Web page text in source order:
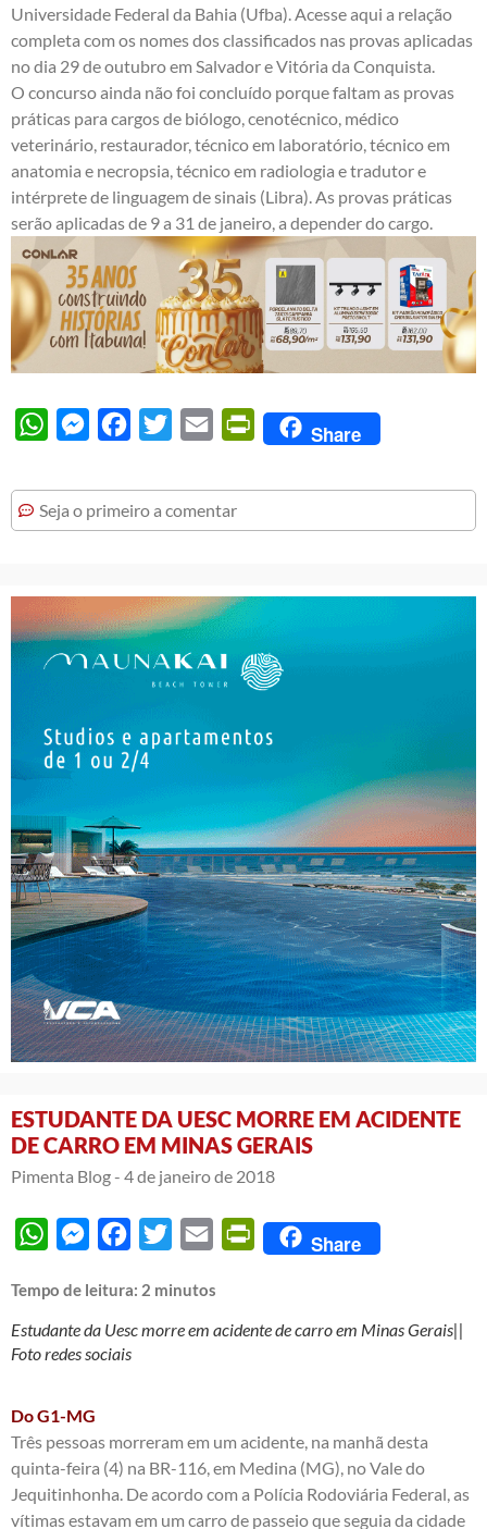
Universidade Federal da Bahia (Ufba).Acesse aqui a relação
completa com os nomes dos classificados nas provas aplicadas
no dia 29 de outubro em Salvador e Vitória da Conquista.
O concurso ainda não foi concluído porque faltam as provas
práticas para cargos de biólogo, cenotécnico, médico
veterinário, restaurador, técnico em laboratório, técnico em
anatomia e necropsia, técnico em radiologia e tradutor e
intérprete de linguagem de sinais (Libra). As provas práticas
serão aplicadas de 9 a 31 de janeiro, a depender do cargo.
WhatsAppMessengerFacebook
Twitter Email PrintFriendly
Share
Seja o primeiro a comentar
ESTUDANTE DA UESC MORRE EM ACIDENTE
DE CARRO EM MINAS GERAIS
Pimenta Blog - 4 de janeiro de 2018
WhatsAppMessengerFacebook
Twitter Email PrintFriendly
Share
Tempo de leitura: 2 minutos
Estudante da Uesc morre em acidente de carro em Minas Gerais||
Foto redes sociais
Do G1-MG
Três pessoas morreram em um acidente, na manhã desta
quinta-feira (4) na BR-116, em Medina (MG), no Vale do
Jequitinhonha. De acordo com a Polícia Rodoviária Federal, as
vítimas estavam em um carro de passeio que seguia da cidade